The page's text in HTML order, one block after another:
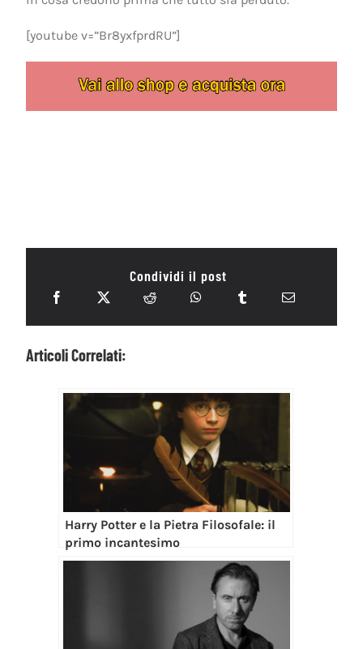
[youtube v=”Br8yxfprdRU”]
Condividi il post
Articoli Correlati:
Harry Potter e la Pietra Filosofale: il
primo incantesimo